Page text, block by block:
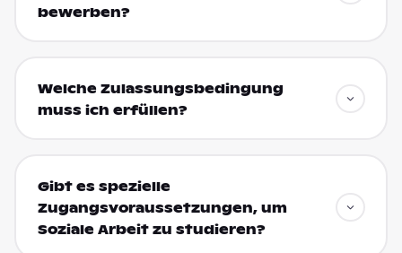
bewerben?
Welche Zulassungsbedingung
muss ich erfüllen?
Gibt es spezielle
Zugangsvoraussetzungen, um
Soziale Arbeit zu studieren?